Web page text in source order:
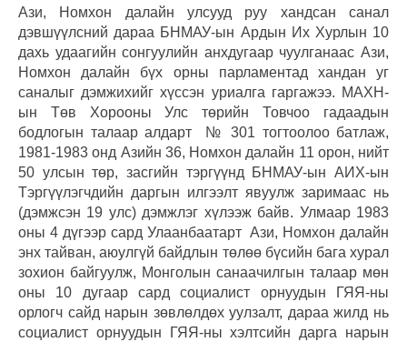
Ази, Номхон далайн улсууд руу хандсан санал
дэвшүүлсний дараа БНМАУ-ын Ардын Их Хурлын 10
дахь удаагийн сонгуулийн анхдугаар чуулганаас Ази,
Номхон далайн бүх орны парламентад хандан уг
саналыг дэмжихийг хүссэн уриалга гаргажээ. МАХН-
ын Төв Хорооны Улс төрийн Товчоо гадаадын
бодлогын талаар алдарт № 301 тогтоолоо батлаж,
1981-1983 онд Азийн 36, Номхон далайн 11 орон, нийт
50 улсын төр, засгийн тэргүүнд БНМАУ-ын АИХ-ын
Тэргүүлэгчдийн даргын илгээлт явуулж заримаас нь
(дэмжсэн 19 улс) дэмжлэг хүлээж байв. Улмаар 1983
оны 4 дүгээр сард Улаанбаатарт Ази, Номхон далайн
энх тайван, аюулгүй байдлын төлөө бүсийн бага хурал
зохион байгуулж, Монголын санаачилгын талаар мөн
оны 10 дугаар сард социалист орнуудын ГЯЯ-ны
орлогч сайд нарын зөвлөлдөх уулзалт, дараа жилд нь
социалист орнуудын ГЯЯ-ны хэлтсийн дарга нарын